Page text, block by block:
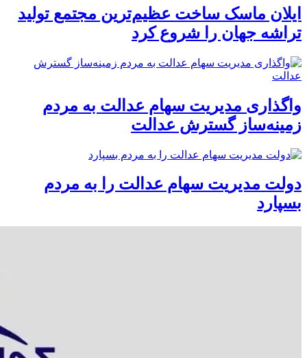
ایلان ماسک ساخت عظیم‌ترین مجتمع تولید
تراشه جهان را شروع کرد
واگذاری مدیریت سهام عدالت به مردم
زمینه‌ساز گسترش عدالت
دولت مدیریت سهام عدالت را به مردم
بسپارد